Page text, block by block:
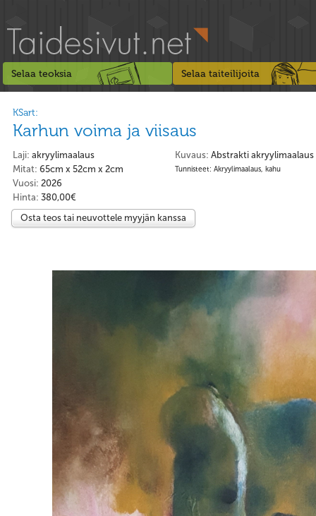
Selaa teoksia Selaa taiteilijoita
KSart:
Karhun voima ja viisaus
Kuvaus: Abstrakti
Tunnisteet: Akryylimaalaus, kahu
Laji: akryylimaalaus
Mitat: 65cm x 52cm x 2cm
Vuosi: 2026
Hinta: 380,00€
Osta teos tai neuvottele myyjän kanssa